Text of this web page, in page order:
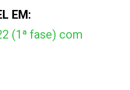
EM:
(1ª fase) com